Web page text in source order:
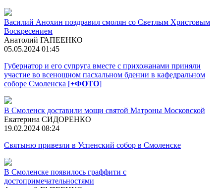
Василий Анохин поздравил смолян со Светлым Христовым
Воскресением
Анатолий ГАПЕЕНКО
05.05.2024 01:45
Губернатор и его супруга вместе с прихожанами приняли
участие во всенощном пасхальном бдении в кафедральном
соборе Смоленска [+ФОТО]
В Смоленск доставили мощи святой Матроны Московской
Екатерина СИДОРЕНКО
19.02.2024 08:24
Святыню привезли в Успенский собор в Смоленске
В Смоленске появилось граффити с
достопримечательностями